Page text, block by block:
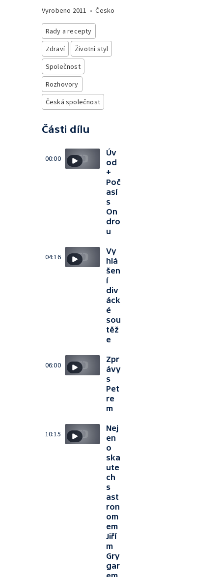
Vyrobeno 2011 •Česko
Rady a recepty
Zdraví
Životní styl
Společnost
Rozhovory
Česká společnost
Části dílu
00:00
Úv
od
+
Poč
así
s
On
dro
u
04:16
Vy
hlá
šen
í
div
áck
é
sou
těž
e
06:00
Zpr
ávy
s
Pet
re
m
10:15
Nej
en
o
ska
ute
ch
s
ast
ron
om
em
Jiří
m
Gry
gar